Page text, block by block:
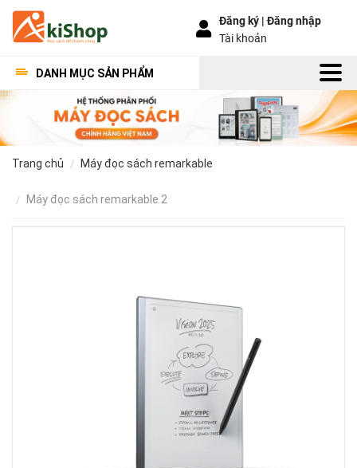
Đăng ký |Đăng nhập
Tài khoản
DANH MỤC SẢN PHẨM
trang chủ máy đọc sách remarkable
máy đọc sách remarkable 2